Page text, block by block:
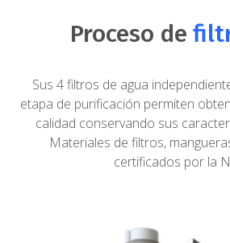
Proceso de
Sus 4 filtros de agua
etapa de purificación permiten
calidad conservando sus
Materiales de filtros,
certificados por la